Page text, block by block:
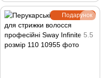
Подарунок